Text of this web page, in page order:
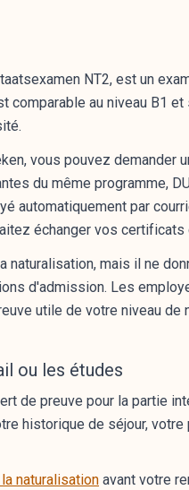
NT2, est un
au niveau B1
vous pouvez demander
du même programme,
automatiquement par
échanger vos
mais il ne
d'admission. Les
utile de votre niveau de
ou les études
de preuve pour la partie
historique de séjour,
naturalisation avant votre